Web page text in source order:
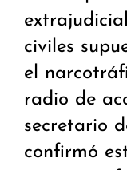
civiles
el
radio de
secretario
confirmó